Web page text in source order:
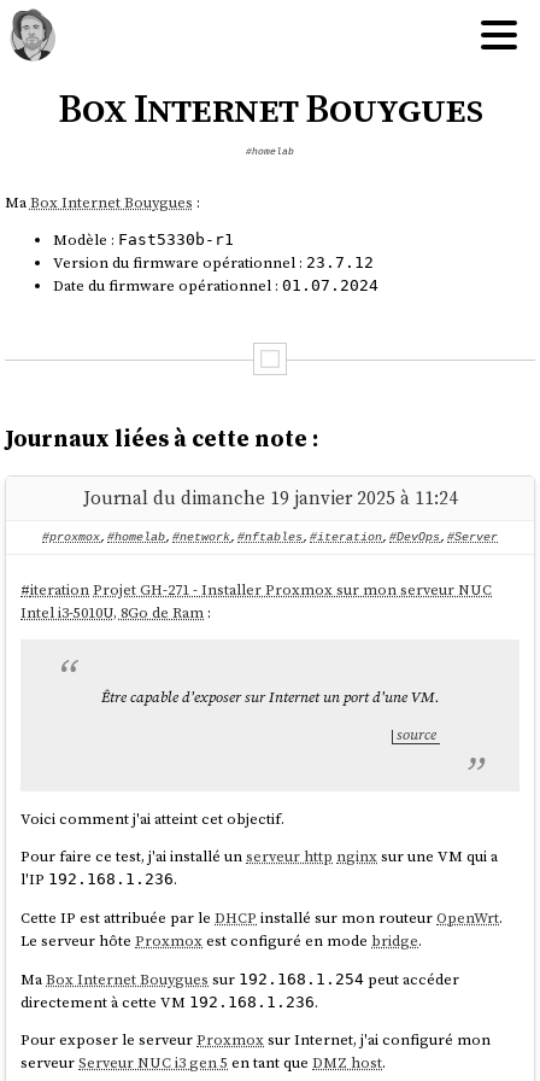
Box Internet Bouygues
#homelab
MaBox Internet Bouygues :
Modèle : Fast5330b-r1
Version du firmware opérationnel : 23.7.12
Date du firmware opérationnel : 01.07.2024
Journaux liées à cette note :
Journal du dimanche 19 janvier 2025 à 11:24
#proxmox, #homelab, #network, #nftables, #iteration, #DevOps, #Server
#iteration Projet GH-271 - Installer Proxmox sur mon serveur NUC
Intel i3-5010U, 8Go de Ram :
Être capable d'exposer sur Internet un port d'une VM.
source
Voici comment j'ai atteint cet objectif.
Pour faire ce test, j'ai installé unserveur http nginxsur une VM qui a
l'IP 192.168.1.236.
Cette IP est attribuée par leDHCP installé sur mon routeurOpenWrt.
Le serveur hôteProxmoxest configuré en mode bridge.
MaBox Internet Bouygues sur 192.168.1.254 peut accéder
directement à cette VM 192.168.1.236.
Pour exposer le serveurProxmoxsur Internet, j'ai configuré mon
serveurServeur NUC i3 gen 5 en tant queDMZ host.